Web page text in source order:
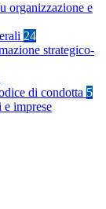
organizzazione e
24
strategico-
di condotta 5
imprese